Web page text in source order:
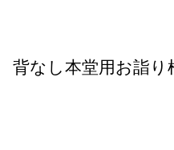
背なし本堂用お詣り